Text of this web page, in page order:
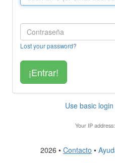
Lost your password?
Use basic
Your IP
2026 • Contacto •